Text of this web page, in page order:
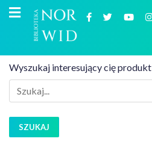
Wyszukaj interesujący cię produkt
SZUKAJ